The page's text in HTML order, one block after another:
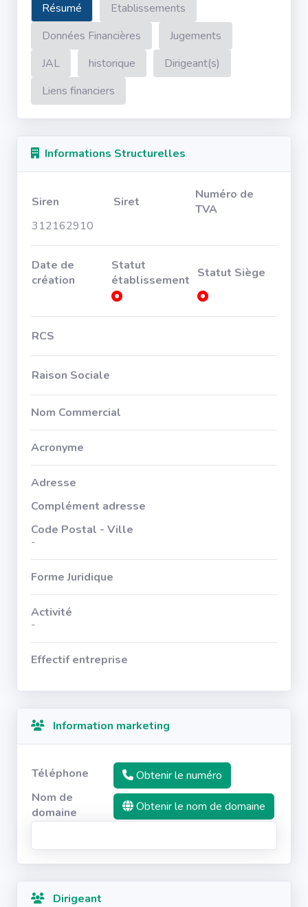
Résumé
Etablissements
Données Financières
Jugements
JAL
historique
Dirigeant(s)
Liens financiers
Informations Structurelles
Siren Siret
Numéro de
TVA
312162910
Date de
création
Statut
établissement Statut Siège
RCS
Raison Sociale
Nom Commercial
Acronyme
Adresse
Complément adresse
Code Postal - Ville
-
Forme Juridique
Activité
-
Effectif entreprise
Information marketing
Téléphone
Obtenir le numéro
Nom de
domaine
Obtenir le nom de domaine
Dirigeant